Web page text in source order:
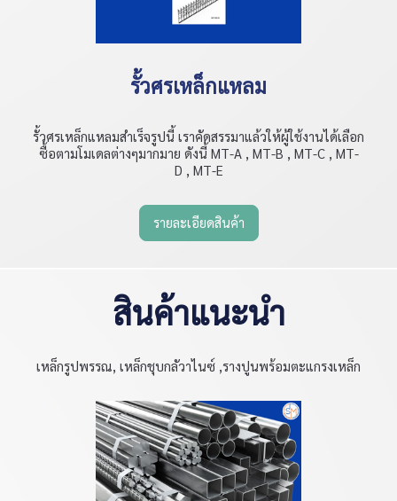
รั้วศรเหล็กแหลม
รั้วศรเหล็กแหลมสำเร็จรูปนี้ เราคัดสรรมาแล้วให้ผู้ใช้งานได้เลือก
ซื้อตามโมเดลต่างๆมากมาย ดังนี้ MT-A , MT-B , MT-C , MT-
D , MT-E
รายละเอียดสินค้า
สินค้าแนะนำ
เหล็กรูปพรรณ, เหล็กชุบกลัวาไนซ์ ,รางปูนพร้อมตะแกรงเหล็ก